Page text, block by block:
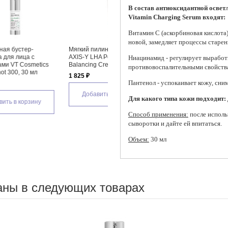
Увлажняющий ламеллярный
крем для лица Atopalm MLE
Cream, 8 мл
160 ₽
Добавить в корзину
AXIS-Y Biome Ultimate
Indulging Cream
для
В состав антиоксидантной
Vitamin Charging Serum входят:
Витамин С (аскорбиновая
новой, замедляет процессы
Ниацинамид - регулирует
противовоспалительными
Пантенол - успокаивает кожу,
Для какого типа кожи подходит:
Способ применения: после
сыворотки и дайте ей впитаться.
Объем: 30 мл
в следующих товарах